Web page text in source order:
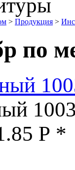
> Продукция >
по
Р *